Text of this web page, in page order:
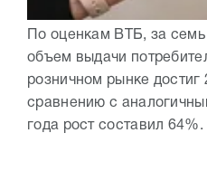
По оценкам ВТБ, за
объем выдачи
розничном рынке достиг
сравнению с
года рост составил 64%.